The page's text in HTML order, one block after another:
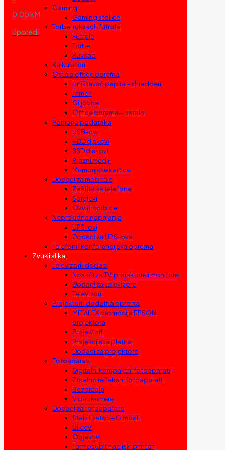
0,00 KM
Uporedi
Gaming
Gaming stolice
Torbe, ruksaci i futrole
Futrole
Torbe
Ruksaci
Kalkulatori
Ostala office oprema
Uništavač papira – shredderi
Trimeri
Giljotine
Office oprema – ostalo
Pohrana podataka
USB-ovi
HDD diskovi
SSD diskovi
Prazni mediji
Memorijske kartice
Dodaci za mobitele
Zaštita za telefone
Sprejevi
Okviri i torbice
Neprekidna napajanja
UPS-ovi
Dodaci za UPS-ove
Telefoni i konferencijska oprema
Zvuk i slika
Televizori i dodaci
Nosači za TV, projektore i monitore
Dodaci za televizore
Televizori
Projektori i dodatna oprema
MIT ALEX promocija EPSON
projektora
Projektori
Projekcijska platna
Dodaci za projektore
Fotoaparati
Digitalni kompaktni fotoaparati
Zrcalno refleksni fotoaparati
Bez zrcala
Videokamere
Dodaci za fotoaparate
Stabilizatori – Gimbali
Blicevi
Objektivi
Termosublimacijski printeri